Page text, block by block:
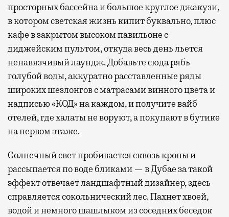
просторных бассейна и большое круглое джакузи,
в котором светская жизнь кипит буквально, плюс
кафе в закрытом высоком павильоне с
диджейским пультом, откуда весь день льется
ненавязчивый лаундж. Добавьте сюда рябь
голубой воды, аккуратно расставленные ряды
широких шезлонгов с матрасами винного цвета и
надписью «КОД» на каждом, и получите вайб
отелей, где халаты не воруют, а покупают в бутике
на первом этаже.
Солнечный свет пробивается сквозь кроны и
рассыпается по воде бликами — в Дубае за такой
эффект отвечает ландшафтный дизайнер, здесь
справляется сокольнический лес. Пахнет хвоей,
водой и немного шашлыком из соседних беседок